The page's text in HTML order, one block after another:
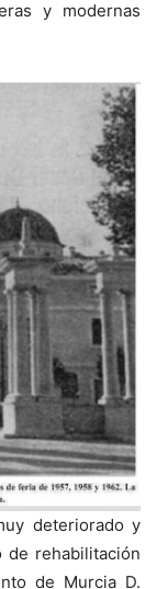
y modernas
deteriorado y
de rehabilitación
de Murcia D.